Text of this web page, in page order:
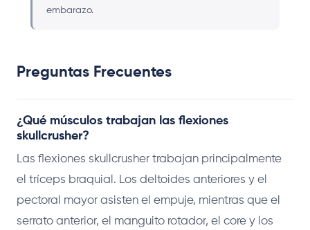
embarazo.
Preguntas Frecuentes
¿Qué músculos trabajan las flexiones
skullcrusher?
Las flexiones skullcrusher trabajan principalmente
el tríceps braquial. Los deltoides anteriores y el
pectoral mayor asisten el empuje, mientras que el
serrato anterior, el manguito rotador, el core y los